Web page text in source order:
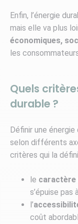
Enfin, l’énergie
mais elle va plus
économiques,
les
Quels
durable ?
Définir une
selon différents
critères qui la
le caractère
s’épuise pas
l’
coût